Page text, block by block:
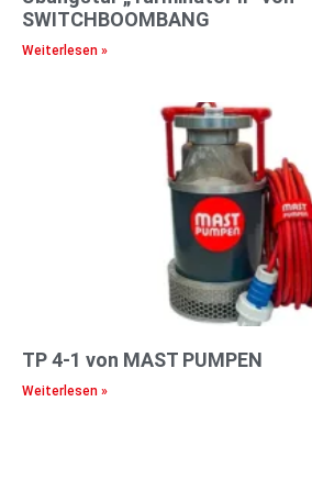
SWITCHBOOMBANG
Weiterlesen »
TP 4-1 von MAST PUMPEN
Weiterlesen »